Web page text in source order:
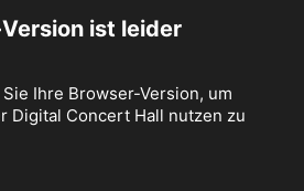
ist leider
Ihre Browser-Version, um
Digital Concert Hall nutzen zu